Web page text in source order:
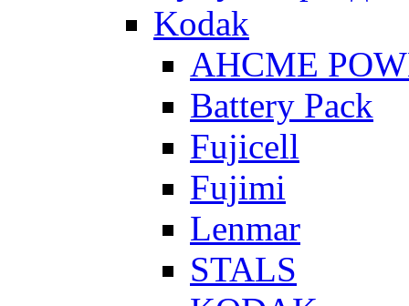
Kodak
AHCME
Battery Pack
Fujicell
Fujimi
Lenmar
STALS